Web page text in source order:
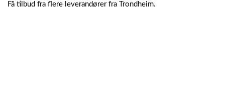
Få tilbud fra flere leverandører fra Trondheim.